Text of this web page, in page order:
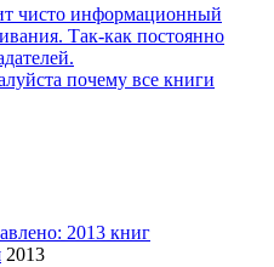
чисто информационный
Так-как постоянно
почему все книги
2013